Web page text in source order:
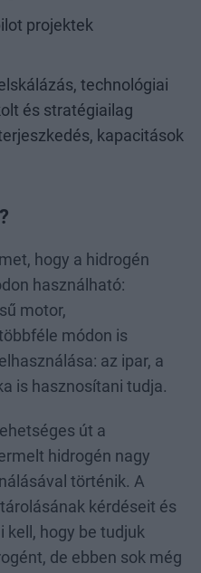
projektek
technológiai
és stratégiailag
kapacitások
hogy a hidrogén
használható:
motor,
módon is
az ipar, a
is hasznosítani tudja.
út a
hidrogén nagy
történik. A
kérdéseit és
kell, hogy be tudjuk
de ebben sok még